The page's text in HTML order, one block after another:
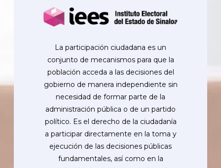
La participación ciudadana es un
conjunto de mecanismos para que la
población acceda a las decisiones del
gobierno de manera independiente sin
necesidad de formar parte de la
administración pública o de un partido
político. Es el derecho de la ciudadanía
a participar directamente en la toma y
ejecución de las decisiones públicas
fundamentales, así como en la